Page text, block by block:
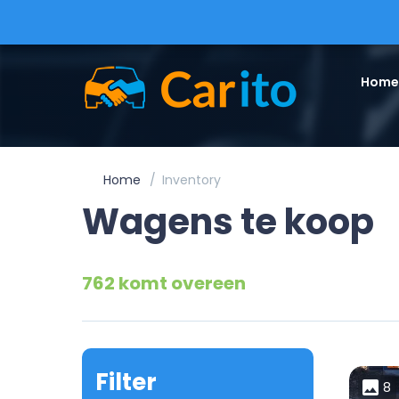
Home
Home Inventory
Wagens te koop
762 komt overeen
Filter 8